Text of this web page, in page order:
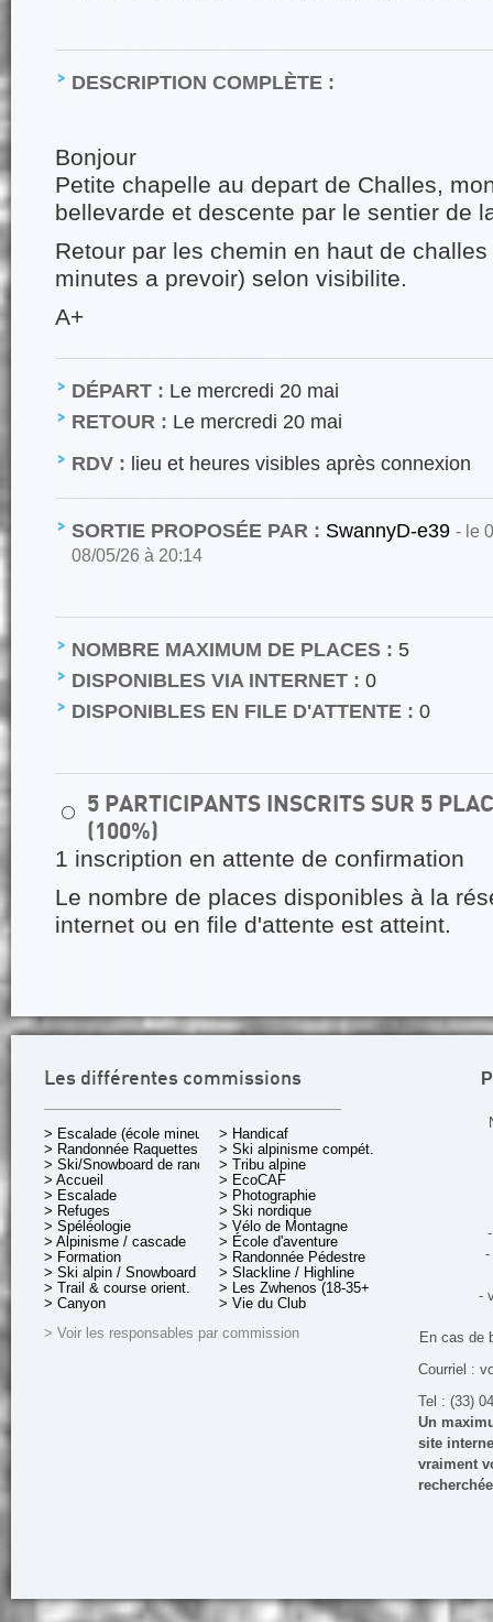
DESCRIPTION COMPLÈTE :
Bonjour
Petite chapelle au depart de Challes,
bellevarde et descente par le sentier de
Retour par les chemin en haut de
minutes a prevoir) selon visibilite.
A+
DÉPART : Le mercredi 20 mai
RETOUR : Le mercredi 20 mai
RDV : lieu et heures visibles après connexion
SORTIE PROPOSÉE PAR : SwannyD-e39 - le
08/05/26 à 20:14
NOMBRE MAXIMUM DE PLACES : 5
DISPONIBLES VIA INTERNET : 0
DISPONIBLES EN FILE D'ATTENTE : 0
⚪
5 PARTICIPANTS INSCRITS SUR 5
(100%)
1 inscription en attente de confirmation
Le nombre de places disponibles à la
internet ou en file d'attente est atteint.
Les différentes commissions
> Escalade (école mineurs)
> Randonnée Raquettes
> Ski/Snowboard de rando.
> Accueil
> Escalade
> Refuges
> Spéléologie
> Alpinisme / cascade
> Formation
> Ski alpin / Snowboard
> Trail & course orient.
> Canyon
> Handicaf
> Ski alpinisme compét.
> Tribu alpine
> EcoCAF
> Photographie
> Ski nordique
> Vélo de Montagne
> École d'aventure
> Randonnée Pédestre
> Slackline / Highline
> Les Zwhenos (18-35+ ans)
> Vie du Club
> Voir les responsables par commission
-
-
En cas de
Courriel :
Tel : (33)
Un
site
vraiment